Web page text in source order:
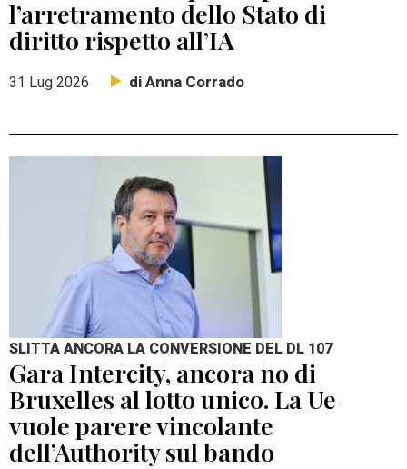
l’arretramento dello Stato di
diritto rispetto all’IA
31 Lug 2026 di Anna Corrado
SLITTA ANCORA LA CONVERSIONE DEL DL 107
Gara Intercity, ancora no di
Bruxelles al lotto unico. La Ue
vuole parere vincolante
dell’Authority sul bando